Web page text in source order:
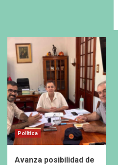
Política
Avanza posibilidad de